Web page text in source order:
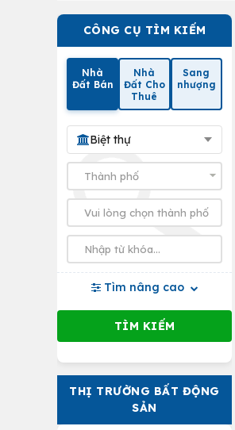
CÔNG CỤ TÌM KIẾM
Nhà
Đất Bán
Nhà
Đất Cho
Thuê
Sang
nhượng
Biệt thự
Tìm nâng cao
THỊ TRƯỜNG BẤT ĐỘNG
SẢN